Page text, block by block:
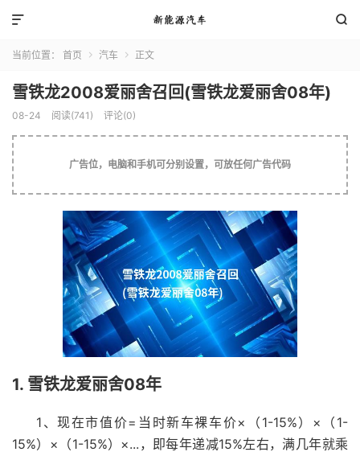


当前位置： 首页  汽车  正文
雪铁龙2008爱丽舍召回(雪铁龙爱丽舍08年)
08-24 阅读(741) 评论(0)
广告位，电脑和手机可分别设置，可放任何广告代码
1. 雪铁龙爱丽舍08年
1、现在市值价=当时新车裸车价×（1-15%）×（1-
15%）×（1-15%）×...，即每年递减15%左右，满几年就乘